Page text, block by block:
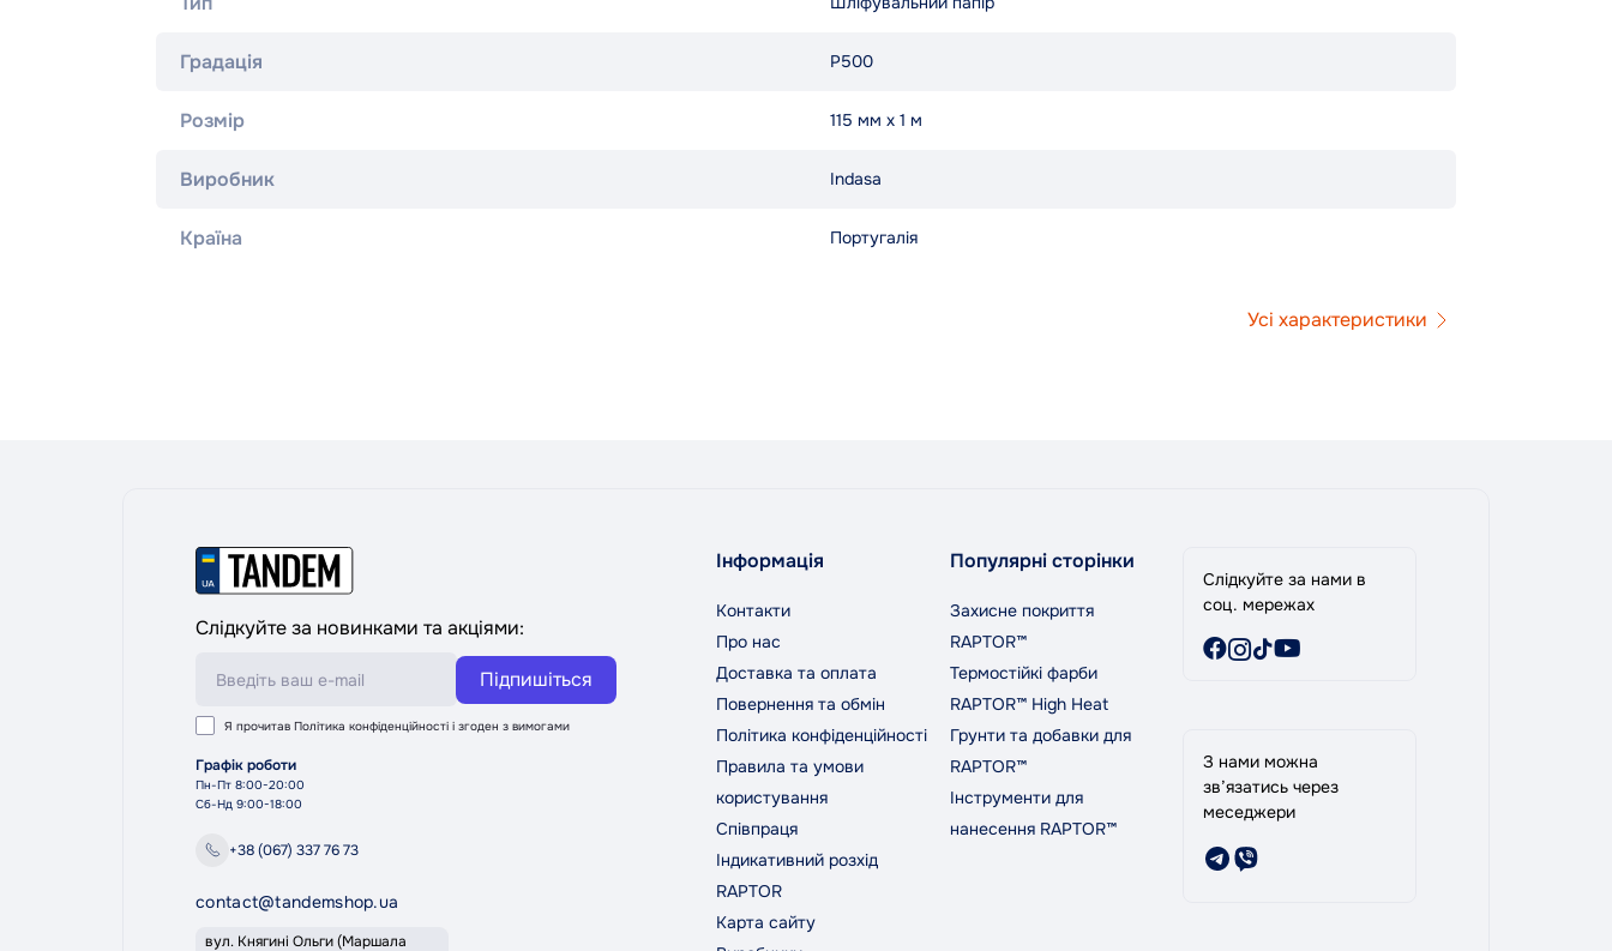
Градація P500
Розмір 115 мм x 1 м
Виробник Indasa
Країна Португалія
Усі характеристики
Слідкуйте за новинками та акціями:
Підпишіться
Я прочитав Політика конфіденційності і згоден з вимогами
Графік роботи
Пн-Пт 8:00-20:00
Сб-Нд 9:00-18:00
+38 (067) 337 76 73
contact@tandemshop.ua
вул. Княгині Ольги (Маршала
Інформація
Контакти
Про нас
Доставка та оплата
Повернення та обмін
Політика конфіденційності
Правила та умови
користування
Співпраця
Індикативний розхід
RAPTOR
Карта сайту
Популярні сторінки
Захисне покриття
RAPTOR™
Термостійкі фарби
RAPTOR™ High Heat
Грунти та добавки для
RAPTOR™
Інструменти для
нанесення RAPTOR™
Слідкуйте за нами в
соц. мережах
З нами можна
зв’язатись через
меседжери